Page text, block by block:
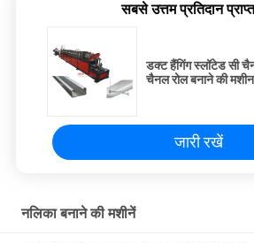
सबसे उत्तम प्रतिदान
डक्ट हैंगिंग स्लॉटेड सी
चैनल रोल बनाने की मशीन
जारी रखें
नलिका बनाने की मशीनें